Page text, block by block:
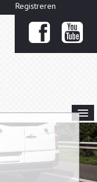
Registreren
 